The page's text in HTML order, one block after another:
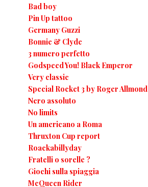
Bad boy
Pin Up tattoo
Germany Guzzi
Bonnie & Clyde
3 numero perfetto
Godspeed You! Black Emperor
Very classic
Special Rocket 3 by Roger Allmond
Nero assoluto
No limits
Un americano a Roma
Thruxton Cup report
Roackabillyday
Fratelli o sorelle ?
Giochi sulla spiaggia
McQueen Rider